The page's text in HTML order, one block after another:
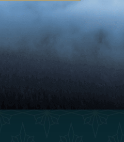
termali e yoga, gli
come
les voyageurs des
de luxe
Esperienza